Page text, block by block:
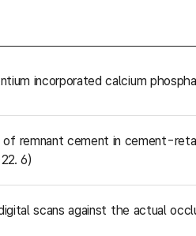
incorporated calcium
remnant cement in cement-
6)
scans against the actual